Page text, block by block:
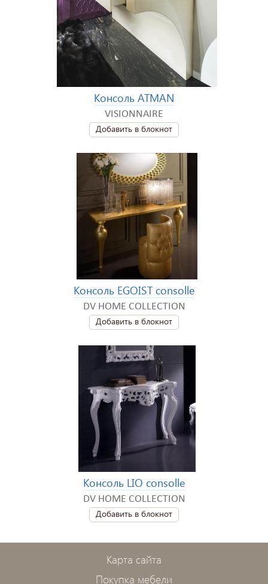
Консоль ATMAN
VISIONNAIRE
Добавить в блокнот
Консоль EGOIST consolle
DV HOME COLLECTION
Добавить в блокнот
Консоль LIO consolle
DV HOME COLLECTION
Добавить в блокнот
Карта сайта
Покупка мебели